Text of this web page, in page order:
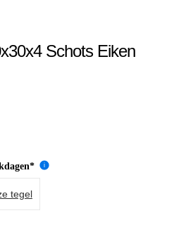
Schots Eiken
i
tegel